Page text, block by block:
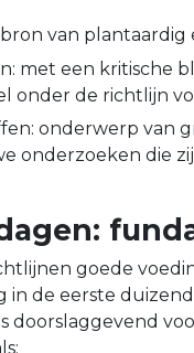
van plantaardig
met een kritische
onder de richtlijn
onderwerp van
onderzoeken die
goede
in de eerste
doorslaggevend